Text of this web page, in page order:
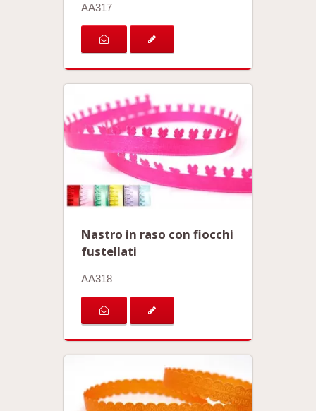
AA317
Nastro in raso con fiocchi
fustellati
AA318